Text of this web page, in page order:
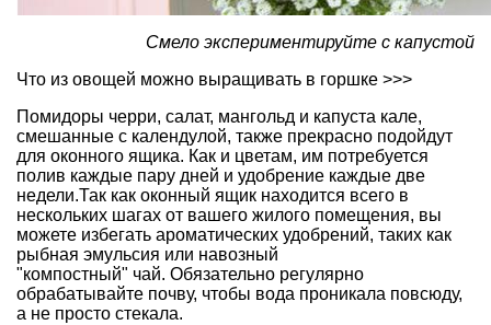
Смело экспериментируйте с капустой
Что из овощей можно выращивать в горшке >>>
Помидоры черри, салат, мангольд и капуста кале,
смешанные с календулой, также прекрасно подойдут
для оконного ящика. Как и цветам, им потребуется
полив каждые пару дней и удобрение каждые две
недели.Так как оконный ящик находится всего в
нескольких шагах от вашего жилого помещения, вы
можете избегать ароматических удобрений, таких как
рыбная эмульсия или навозный
"компостный" чай. Обязательно регулярно
обрабатывайте почву, чтобы вода проникала повсюду,
а не просто стекала.